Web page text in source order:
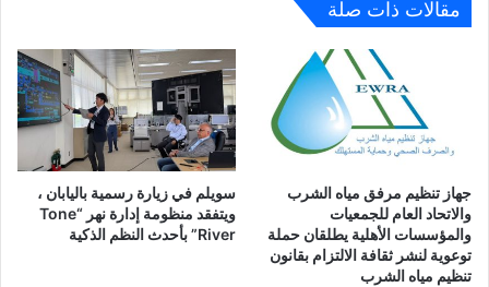
مقالات ذات صلة
جهاز تنظيم مرفق مياه الشرب
والاتحاد العام للجمعيات
والمؤسسات الأهلية يطلقان حملة
توعوية لنشر ثقافة الالتزام بقانون
تنظيم مياه الشرب
سويلم في زيارة رسمية باليابان ،
ويتفقد منظومة إدارة نهر “Tone
River” بأحدث النظم الذكية